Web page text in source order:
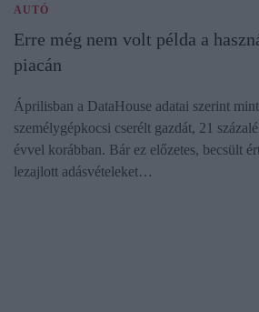
AUTÓ
Erre még nem volt példa a
piacán
Áprilisban a DataHouse adatai szerint
személygépkocsi cserélt gazdát, 21
évvel korábban. Bár ez előzetes, becsült
lezajlott adásvételeket…